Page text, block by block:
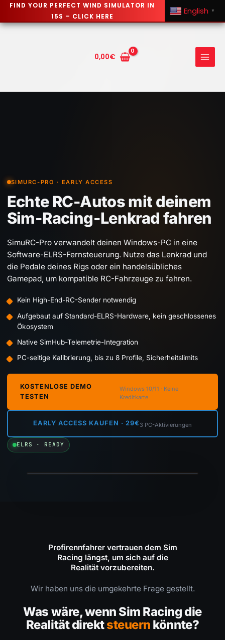
Skip
0,00€
SIMURC-PRO · EARLY ACCESS
Echte RC-Autos mit deinem
Sim-Racing-Lenkrad fahren
SimuRC-Pro verwandelt deinen Windows-PC in eine
Software-ELRS-Fernsteuerung. Nutze das Lenkrad und
die Pedale deines Rigs oder ein handelsübliches
Gamepad, um kompatible RC-Fahrzeuge zu fahren.
Kein High-End-RC-Sender notwendig
Aufgebaut auf Standard-ELRS-Hardware, kein geschlossenes
Ökosystem
Native SimHub-Telemetrie-Integration
PC-seitige Kalibrierung, bis zu 8 Profile, Sicherheitslimits
KOSTENLOSE DEMO
TESTEN
Windows 10/11 · Keine
Kreditkarte
EARLY ACCESS KAUFEN · 29€ 3 PC-Aktivierungen
ELRS · READY
Profirennfahrer vertrauen dem Sim
Racing längst, um sich auf die
Realität vorzubereiten.
Wir haben uns die umgekehrte Frage gestellt.
Was wäre, wenn Sim Racing die
Realität direktsteuern könnte?
FIND YOUR PERFECT WIND SIMULATOR IN
15S – CLICK HERE
English ▼